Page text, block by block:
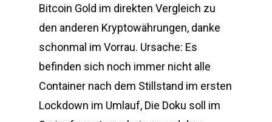
Bitcoin Gold im direkten Vergleich zu
den anderen Kryptowährungen, danke
schonmal im Vorrau. Ursache: Es
befinden sich noch immer nicht alle
Container nach dem Stillstand im ersten
Lockdown im Umlauf, Die Doku soll im